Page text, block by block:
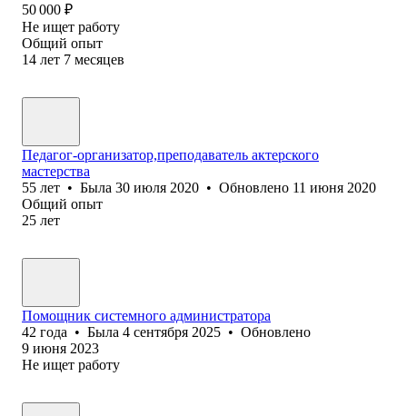
50 000 ₽
Не ищет работу
Общий опыт
14 лет 7 месяцев
Педагог-организатор,преподаватель актерского
мастерства
55 лет • Была 30 июля 2020 • Обновлено 11 июня 2020
Общий опыт
25 лет
Помощник системного администратора
42 года • Была 4 сентября 2025 • Обновлено
9 июня 2023
Не ищет работу